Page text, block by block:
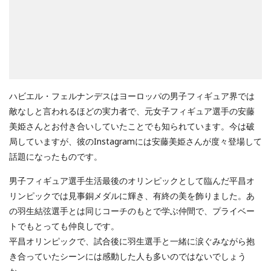
ハビエル・フェルナンデスはヨーロッパの男子フィギュア界では
敵なしと言われるほどの実力者で、元女子フィギュア選手の安藤
美姫さんとお付き合いしていたことでも知られています。今は破
局していますが、彼のInstagramには安藤美姫さんが度々登場して
話題になったものです。
男子フィギュア選手生活最後のオリンピックとして臨んだ平昌オ
リンピックでは見事銅メダルに輝き、有終の美を飾りました。あ
の羽生結弦選手とは同じコーチのもとで学ぶ仲間で、プライベー
トでもとっても仲良しです。
平昌オリンピックで、試合後に羽生選手と一緒に涙ぐみながら抱
き合っていたシーンには感動した人も多いのではないでしょう